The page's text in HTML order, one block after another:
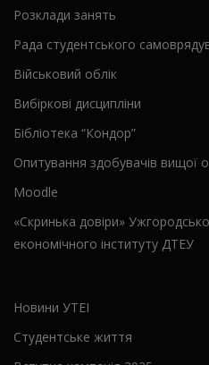
Розклади занять
Рада студентського
Військовий облік
Вибіркові дисципліни
Бібліотека “Кондор”
Опитування здобувачів вищої
Moodle
«Скринька довіри»
економічного інституту ДТЕУ
Новини УТЕІ
Студентське життя